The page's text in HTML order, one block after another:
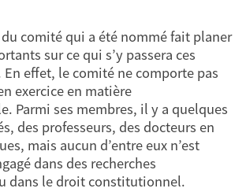
comité qui a été nommé fait planer
sur ce qui s’y passera ces
effet, le comité ne comporte pas
exercice en matière
Parmi ses membres, il y a quelques
des professeurs, des docteurs en
mais aucun d’entre eux n’est
dans des recherches
dans le droit constitutionnel.